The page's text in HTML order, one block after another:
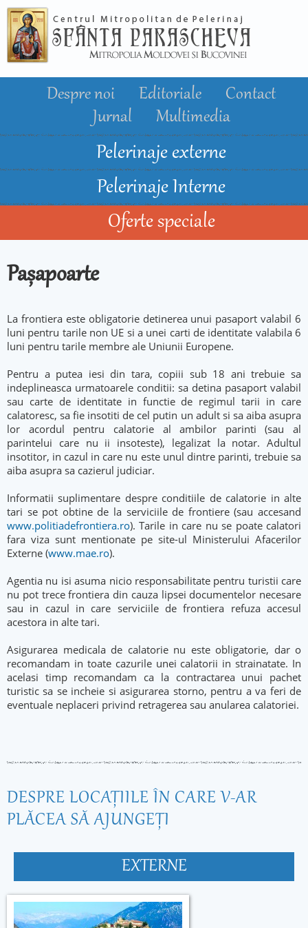
conţinutul
principal
Despre noi Editoriale
Contact
Jurnal
Multimedia
Pelerinaje externe
Pelerinaje Interne
Oferte speciale
Pașapoarte
La frontiera este obligatorie detinerea unui pasaport valabil 6
luni pentru tarile non UE si a unei carti de identitate valabila 6
luni pentru tarile membre ale Uniunii Europene.
Pentru a putea iesi din tara, copiii sub 18 ani trebuie sa
indeplineasca urmatoarele conditii: sa detina pasaport valabil
sau carte de identitate in functie de regimul tarii in care
calatoresc, sa fie insotiti de cel putin un adult si sa aiba asupra
lor acordul pentru calatorie al ambilor parinti (sau al
parintelui care nu ii insoteste), legalizat la notar. Adultul
insotitor, in cazul in care nu este unul dintre parinti, trebuie sa
aiba asupra sa cazierul judiciar.
Informatii suplimentare despre conditiile de calatorie in alte
tari se pot obtine de la serviciile de frontiere (sau accesand
www.politiadefrontiera.ro). Tarile in care nu se poate calatori
fara viza sunt mentionate pe site-ul Ministerului Afacerilor
Externe (www.mae.ro).
Agentia nu isi asuma nicio responsabilitate pentru turistii care
nu pot trece frontiera din cauza lipsei documentelor necesare
sau in cazul in care serviciile de frontiera refuza accesul
acestora in alte tari.
Asigurarea medicala de calatorie nu este obligatorie, dar o
recomandam in toate cazurile unei calatorii in strainatate. In
acelasi timp recomandam ca la contractarea unui pachet
turistic sa se incheie si asigurarea storno, pentru a va feri de
eventuale neplaceri privind retragerea sau anularea calatoriei.
DESPRE LOCAŢIILE ÎN CARE V-AR
PLĂCEA SĂ AJUNGEŢI
EXTERNE